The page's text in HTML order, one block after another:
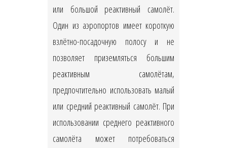
или большой реактивный самолёт.
Один из аэропортов имеет короткую
взлётно-посадочную полосу и не
позволяет приземляться большим
реактивным самолётам,
предпочтительно использовать малый
или средний реактивный самолёт. При
использовании среднего реактивного
самолёта может потребоваться